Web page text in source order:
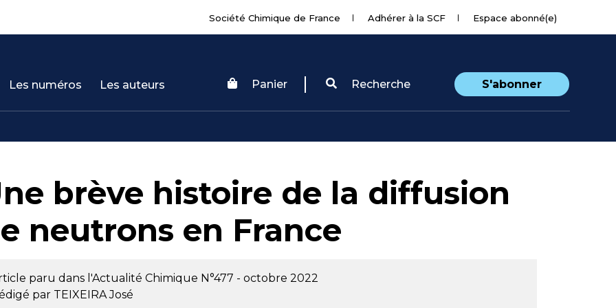
Société Chimique de France Adhérer à la SCF Espace abonné(e)
Les numéros Les auteurs Panier Recherche S'abonner
brève histoire de la diffusion
neutrons en France
paru dans l'Actualité Chimique N°477 - octobre 2022
par TEIXEIRA José